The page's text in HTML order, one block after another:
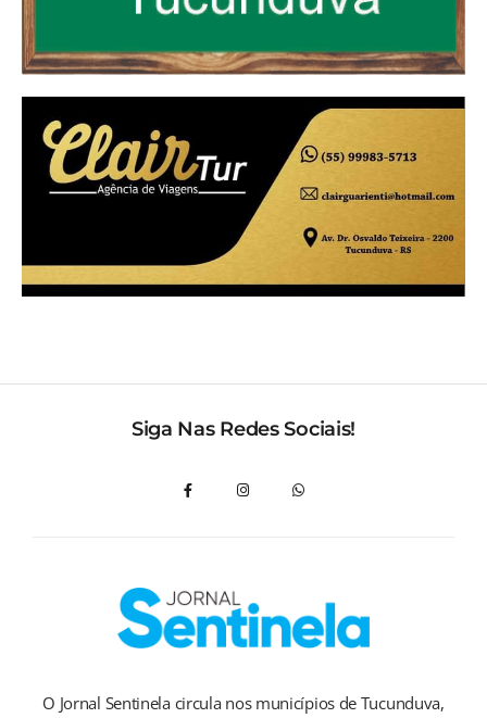
Siga Nas Redes Sociais!
O Jornal Sentinela circula nos municípios de Tucunduva,